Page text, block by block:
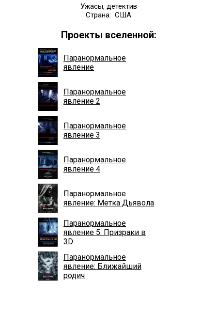
Ужасы, детектив
Страна: США
Проекты вселенной:
Паранормальное
явление
Паранормальное
явление 2
Паранормальное
явление 3
Паранормальное
явление 4
Паранормальное
явление: Метка Дьявола
Паранормальное
явление 5: Призраки в
3D
Паранормальное
явление: Ближайший
родич